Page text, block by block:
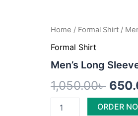
Home / Formal Shirt /
Formal Shirt
Men’s Long
1,050.00৳
was:
Men's
Sleeve
Print
quantity
ORDER